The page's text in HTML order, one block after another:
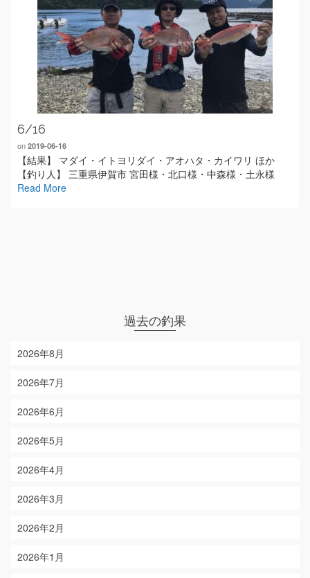
6/16
on 2019-06-16
【結果】 マダイ・イトヨリダイ・アオハタ・カイワリ ほか
【釣り人】 三重県伊賀市 宮田様・北口様・中森様・土永様
Read More
過去の釣果
2026年8月
2026年7月
2026年6月
2026年5月
2026年4月
2026年3月
2026年2月
2026年1月